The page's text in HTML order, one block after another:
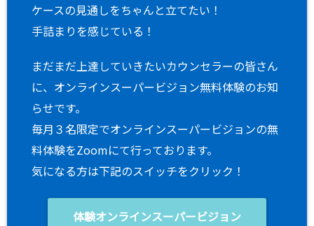
ケースの見通しをちゃんと立てたい！
手詰まりを感じている！
まだまだ上達していきたいカウンセラーの皆さん
に、オンラインスーパービジョン無料体験のお知
らせです。
毎月３名限定でオンラインスーパービジョンの無
料体験をZoomにて行っております。
気になる方は下記のスイッチをクリック！
体験オンラインスーパービジョン